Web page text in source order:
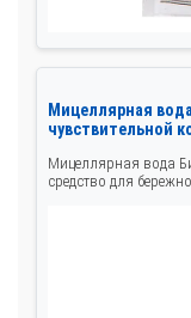
Мицеллярная
чувствительной
Мицеллярная вода
средство для